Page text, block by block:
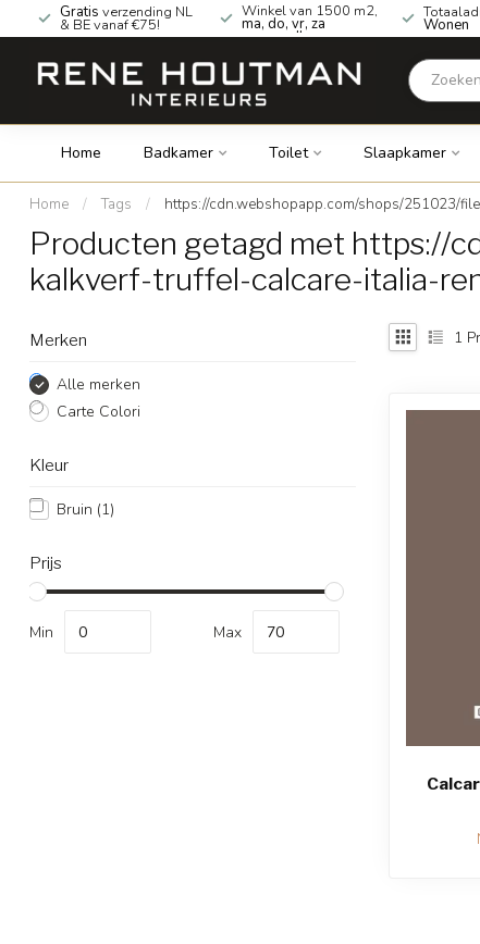
Gratis verzending NL
& BE vanaf €75!
Winkel van 1500 m2,
ma, do, vr, za
geopend!
Wonen
Home Badkamer Toilet Slaapkamer
Home / Tags / https://cdn.webshopapp.com/shops/251023/
Producten getagd met https://
kalkverf-truffel-calcare-italia-
Merken
Alle merken
Carte Colori
Kleur
Bruin (1)
Prijs
Min Max
1